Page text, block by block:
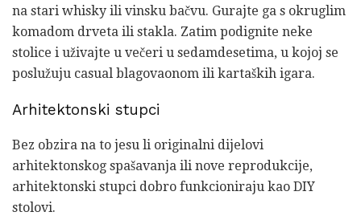
na stari whisky ili vinsku bačvu. Gurajte ga s okruglim
komadom drveta ili stakla. Zatim podignite neke
stolice i uživajte u večeri u sedamdesetima, u kojoj se
poslužuju casual blagovaonom ili kartaških igara.
Arhitektonski stupci
Bez obzira na to jesu li originalni dijelovi
arhitektonskog spašavanja ili nove reprodukcije,
arhitektonski stupci dobro funkcioniraju kao DIY
stolovi.